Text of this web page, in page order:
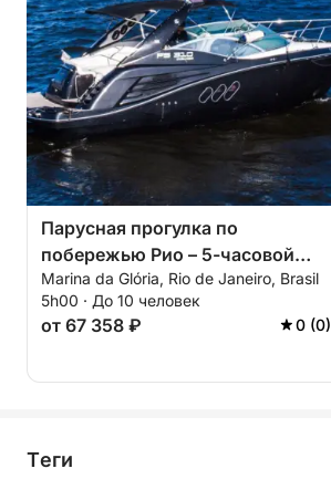
Парусная прогулка по
побережью Рио – 5-часовой
живописный отдых от Marina da
Glória
Marina da Glória, Rio de Janeiro, Brasil
5h00 · До 10 человек
от 67 358 ₽ 0 (0)
Tеги